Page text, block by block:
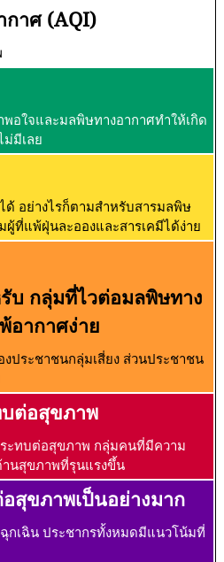
าศ (AQI)
อใจและมลพิษทางอากาศทำให้เกิด
ม่มีเลย
อย่างไรก็ตามสำหรับสารมลพิษ
ผู้ที่แพ้ฝุ่นละอองและสารเคมีได้ง่าย
บ กลุ่มที่ไวต่อมลพิษทาง
อากาศง่าย
ประชาชนกลุ่มเสี่ยง ส่วนประชาชน
ต่อสุขภาพ
ระทบต่อสุขภาพ กลุ่มคนที่มีความ
านสุขภาพที่รุนแรงขึ้น
สุขภาพเป็นอย่างมาก
กเฉิน ประชากรทั้งหมดมีแนวโน้มที่